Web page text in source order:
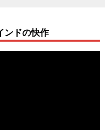
ンドの快作